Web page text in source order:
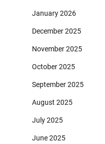
January 2026
December 2025
November 2025
October 2025
September 2025
August 2025
July 2025
June 2025